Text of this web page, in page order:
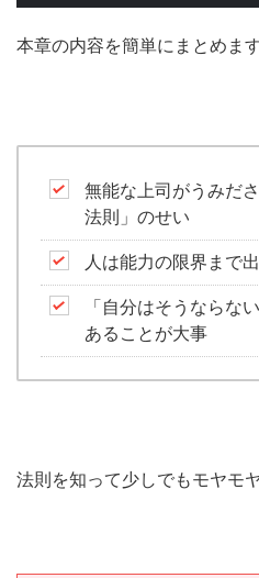
本章の内容を簡単にまとめます
無能な上司がうみだ
法則」のせい
人は能力の限界まで
「自分はそうならな
あることが大事
法則を知って少しでもモヤモ